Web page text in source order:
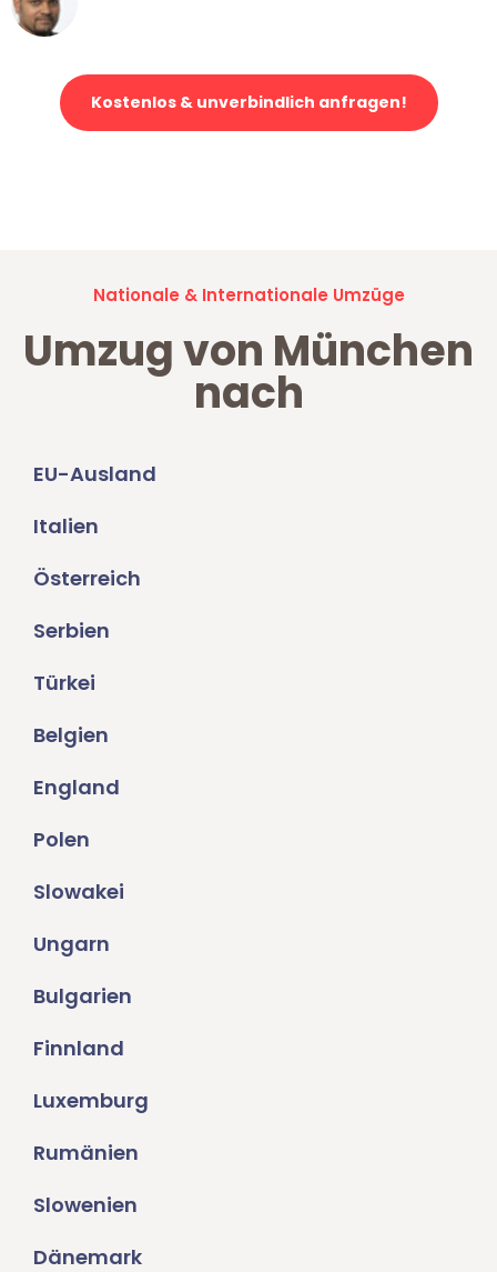
Kostenlos & unverbindlich anfragen!
Nationale & Internationale Umzüge
Umzug von München
nach
EU-Ausland
Italien
Österreich
Serbien
Türkei
Belgien
England
Polen
Slowakei
Ungarn
Bulgarien
Finnland
Luxemburg
Rumänien
Slowenien
Dänemark